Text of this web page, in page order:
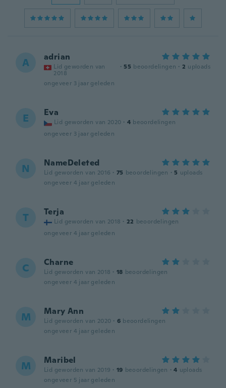
A adrian
Lid geworden van
2018
· 55 beoordelingen · 2 uploads
ongeveer 3 jaar geleden
E Eva
Lid geworden van 2020 · 4 beoordelingen
ongeveer 3 jaar geleden
N NameDeleted
Lid geworden van 2016 · 75 beoordelingen · 5 uploads
ongeveer 4 jaar geleden
T Terja
Lid geworden van 2018 · 22 beoordelingen
ongeveer 4 jaar geleden
C Charne
Lid geworden van 2018 · 18 beoordelingen
ongeveer 4 jaar geleden
M Mary Ann
Lid geworden van 2020 · 6 beoordelingen
ongeveer 4 jaar geleden
M Maribel
Lid geworden van 2019 · 19 beoordelingen · 4 uploads
ongeveer 5 jaar geleden